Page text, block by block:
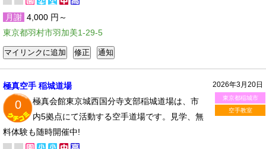
月謝 4,000 円～
東京都羽村市羽加美1-29-5
2026年3月20日
東京都稲城市
空手教室
極真空手 稲城道場
0
極真会館東京城西国分寺支部稲城道場は、市
内5拠点にて活動する空手道場です。見学、無
料体験も随時開催中!